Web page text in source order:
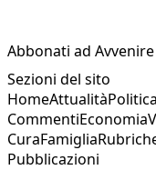
Abbonati ad Avvenire
Sezioni del sito
HomeAttualitàPolitica
CommentiEconomia
CuraFamiglia
Pubblicazioni